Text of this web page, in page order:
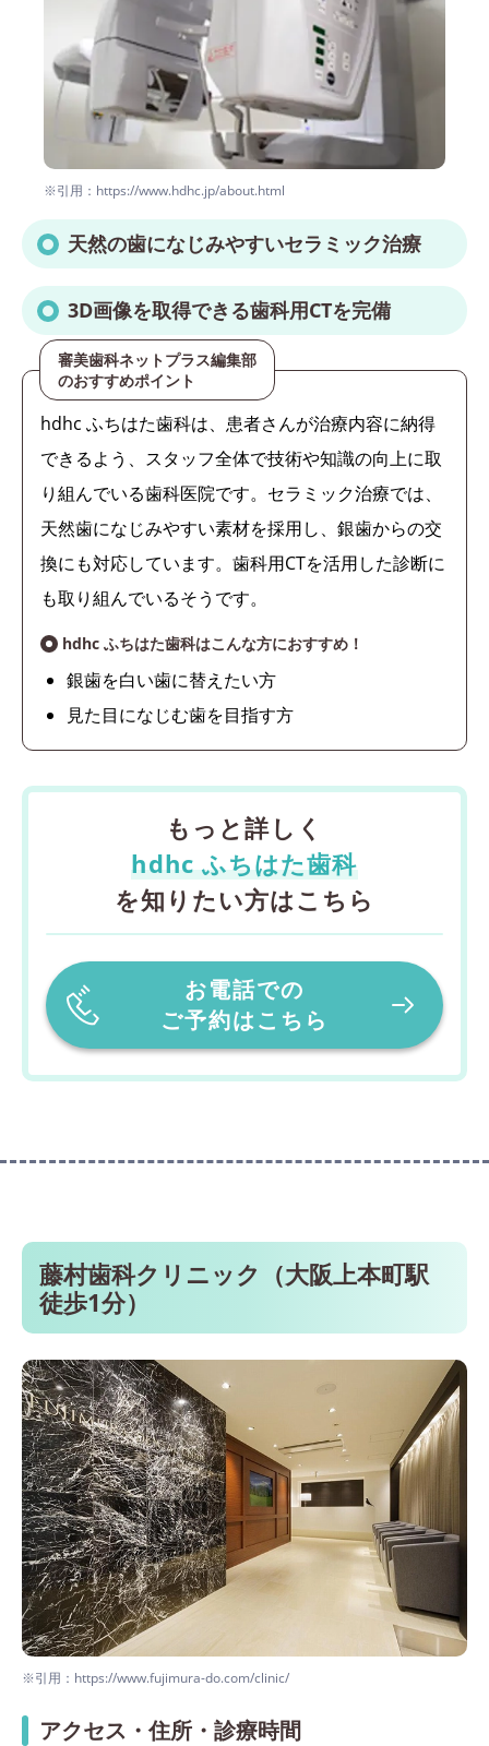
※引用：https://www.hdhc.jp/about.html
天然の歯になじみやすいセラミック治療
3D画像を取得できる歯科用CTを完備
審美歯科ネットプラス編集部
のおすすめポイント
hdhc ふちはた歯科は、患者さんが治療内容に納得
できるよう、スタッフ全体で技術や知識の向上に取
り組んでいる歯科医院です。セラミック治療では、
天然歯になじみやすい素材を採用し、銀歯からの交
換にも対応しています。歯科用CTを活用した診断に
も取り組んでいるそうです。
hdhc ふちはた歯科はこんな方におすすめ！
銀歯を白い歯に替えたい方
見た目になじむ歯を目指す方
もっと詳しく
hdhc ふちはた歯科
を知りたい方はこちら
お電話での
ご予約はこちら
藤村歯科クリニック（大阪上本町駅
徒歩1分）
※引用：https://www.fujimura-do.com/clinic/
アクセス・住所・診療時間